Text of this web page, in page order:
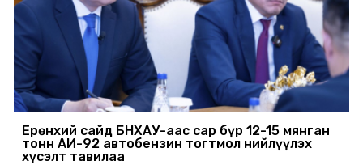
Ерөнхий сайд БНХАУ-аас сар бүр 12-15 мянган
тонн АИ-92 автобензин тогтмол нийлүүлэх
хүсэлт тавилаа